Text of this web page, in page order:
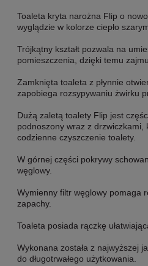
Toaleta kryta narożna Flip o
wyglądzie w kolorze ciepło
Trójkątny kształt pozwala na
pomieszczenia, dzięki temu
Zamknięta toaleta z płynnie
zapobiega rozsypywaniu żwirku
Dużą zaletą toalety Flip jest
podnoszony wraz z drzwiczkami,
codzienne czyszczenie toalety.
W górnej części pokrywy
węglowy.
Wymienny filtr węglowy pomaga
zapachy.
Toaleta posiada rączkę
Wykonana została z najwyższej
do długotrwałego użytkowania.